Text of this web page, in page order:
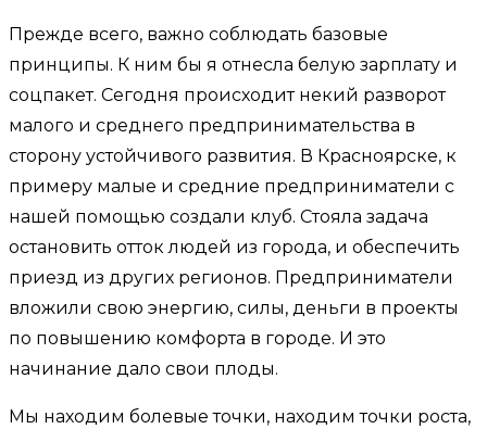
Прежде всего, важно соблюдать базовые
принципы. К ним бы я отнесла белую зарплату и
соцпакет. Сегодня происходит некий разворот
малого и среднего предпринимательства в
сторону устойчивого развития. В Красноярске, к
примеру малые и средние предприниматели с
нашей помощью создали клуб. Стояла задача
остановить отток людей из города, и обеспечить
приезд из других регионов. Предприниматели
вложили свою энергию, силы, деньги в проекты
по повышению комфорта в городе. И это
начинание дало свои плоды.
Мы находим болевые точки, находим точки роста,